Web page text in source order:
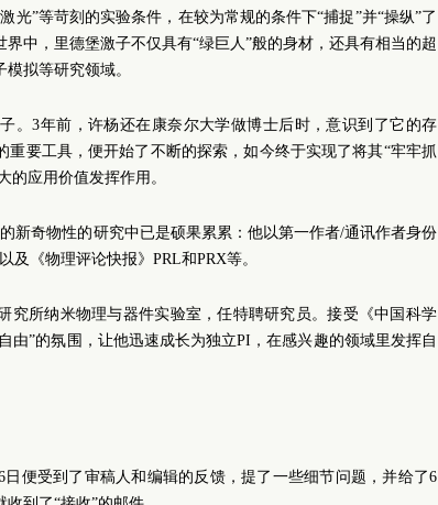
光”等苛刻的实验条件，在较为常规的条件下“捕捉”并“操纵”了
中，里德堡激子不仅具有“绿巨人”般的身材，还具有相当的超
拟等研究领域。
。3年前，许杨还在康奈尔大学做博士后时，意识到了它的存
要工具，便开始了不断的探索，如今终于实现了将其“牢牢抓
的应用价值发挥作用。
新奇物性的研究中已是硕果累累：他以第一作者/通讯作者身份
及《物理评论快报》PRL和PRX等。
究所纳米物理与器件实验室，任特聘研究员。接受《中国科学
由”的氛围，让他迅速成长为独立PI，在感兴趣的领域里发挥自
日便受到了审稿人和编辑的反馈，提了一些细节问题，并给了6